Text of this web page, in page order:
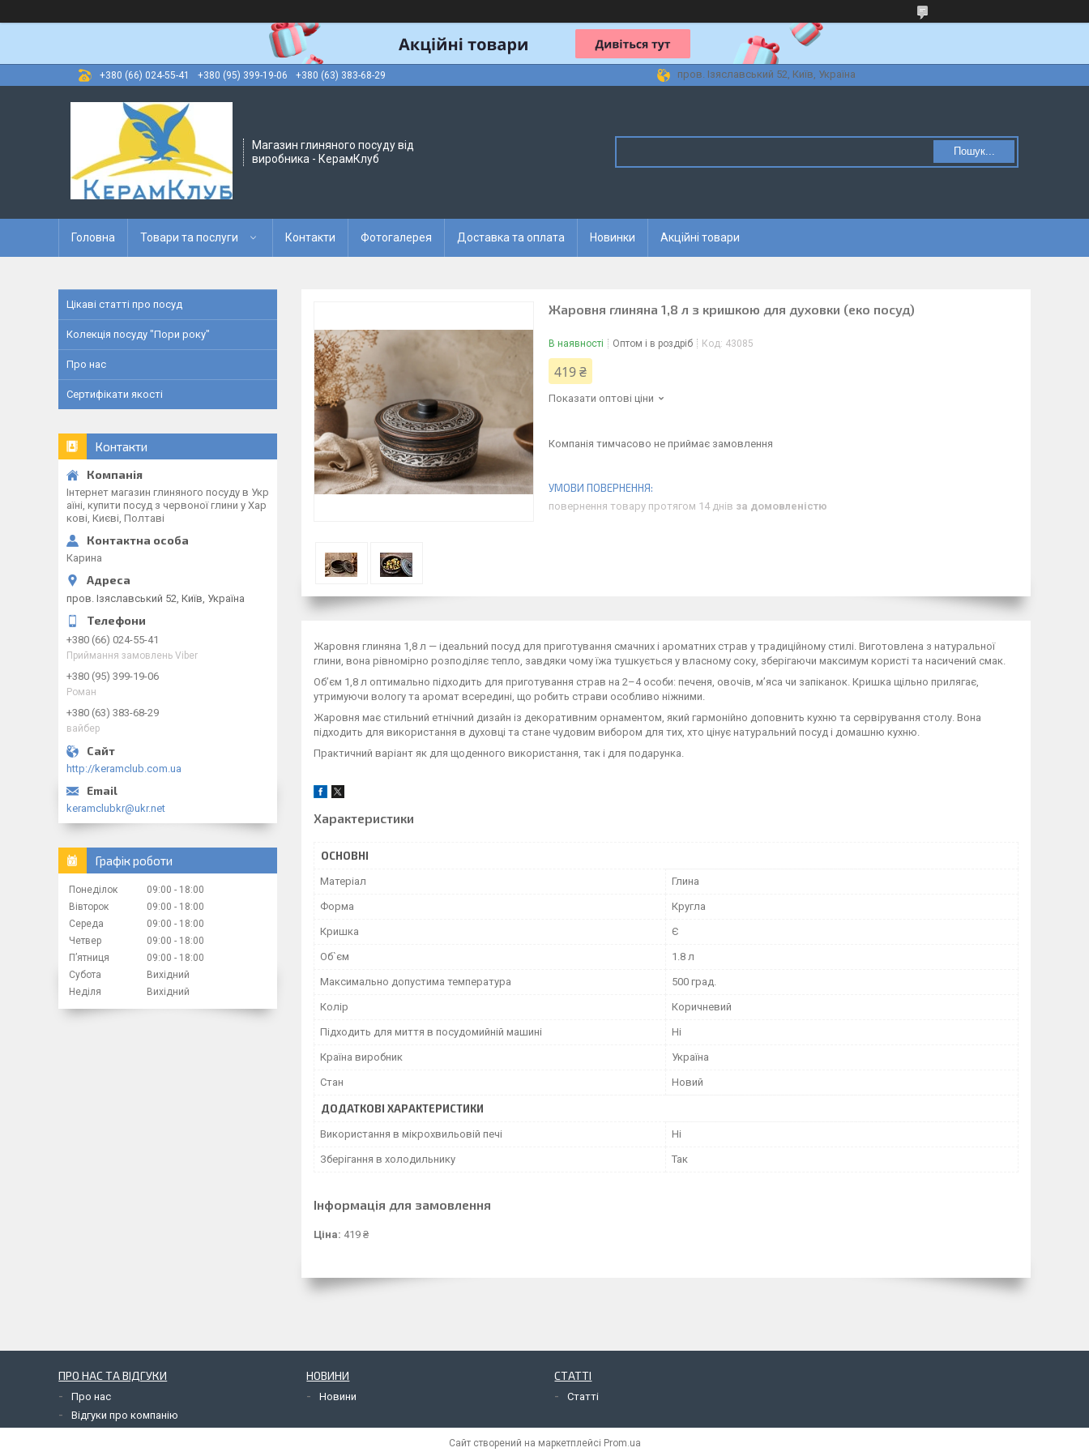
+380 (66) 024-55-41 +380 (95) 399-19-06 +380 (63) 383-68-29 пров. Ізяславський 52, Київ, Україна
Магазин глиняного посуду від
виробника - КерамКлуб
Пошук...
Головна Товари та послуги Контакти Фотогалерея Доставка та оплата Новинки Акційні товари
Жаровня глиняна 1,8 л з кришкою для духовки (еко посуд)
В наявності Оптом і в роздріб Код: 43085
419 ₴
Показати оптові ціни
Компанія тимчасово не приймає замовлення
повернення товару протягом 14 днів за домовленістю
Жаровня глиняна 1,8 л — ідеальний посуд для приготування смачних і ароматних страв у традиційному стилі. Виготовлена з натуральної
глини, вона рівномірно розподіляє тепло, завдяки чому їжа тушкується у власному соку, зберігаючи максимум користі та насичений смак.
Об’єм 1,8 л оптимально підходить для приготування страв на 2–4 особи: печеня, овочів, м’яса чи запіканок. Кришка щільно прилягає,
утримуючи вологу та аромат всередині, що робить страви особливо ніжними.
Жаровня має стильний етнічний дизайн із декоративним орнаментом, який гармонійно доповнить кухню та сервірування столу. Вона
підходить для використання в духовці та стане чудовим вибором для тих, хто цінує натуральний посуд і домашню кухню.
Практичний варіант як для щоденного використання, так і для подарунка.
Характеристики
ОСНОВНІ
Матеріал Глина
Форма Кругла
Кришка Є
Об`єм 1.8 л
Максимально допустима температура 500 град.
Колір Коричневий
Підходить для миття в посудомийній машині Ні
Країна виробник Україна
Стан Новий
ДОДАТКОВІ ХАРАКТЕРИСТИКИ
Використання в мікрохвильовій печі Ні
Зберігання в холодильнику Так
Інформація для замовлення
Ціна: 419 ₴
Цікаві статті про посуд
Колекція посуду "Пори року"
Про нас
Сертифікати якості
Контакти
Інтернет магазин глиняного посуду в Укр
аїні, купити посуд з червоної глини у Хар
кові, Києві, Полтаві
Карина
пров. Ізяславський 52, Київ, Україна
+380 (66) 024-55-41
Приймання замовлень Viber
+380 (95) 399-19-06
Роман
+380 (63) 383-68-29
вайбер
http://keramclub.com.ua
keramclubkr@ukr.net
Графік роботи
Понеділок 09:00
18:00
Вівторок
09:00
18:00
Середа
09:00
18:00
Четвер
09:00
18:00
Пʼятниця
09:00
18:00
Субота
Вихідний
Неділя
Вихідний
ПРО НАС ТА ВІДГУКИ
Про нас
Відгуки про компанію
НОВИНИ
Новини
СТАТТІ
Статті
Сайт створений на маркетплейсі Prom.ua